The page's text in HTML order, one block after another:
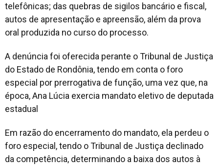
telefônicas; das quebras de sigilos bancário e fiscal,
autos de apresentação e apreensão, além da prova
oral produzida no curso do processo.
A denúncia foi oferecida perante o Tribunal de Justiça
do Estado de Rondônia, tendo em conta o foro
especial por prerrogativa de função, uma vez que, na
época, Ana Lúcia exercia mandato eletivo de deputada
estadual
Em razão do encerramento do mandato, ela perdeu o
foro especial, tendo o Tribunal de Justiça declinado
da competência, determinando a baixa dos autos à